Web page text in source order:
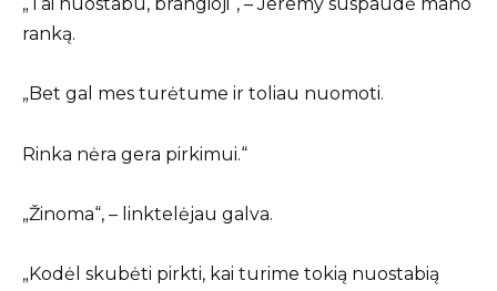
ranką.
„Bet gal mes turėtume ir toliau nuomoti.
Rinka nėra gera pirkimui.“
„Žinoma“, – linktelėjau galva.
„Kodėl skubėti pirkti, kai turime tokią nuostabią